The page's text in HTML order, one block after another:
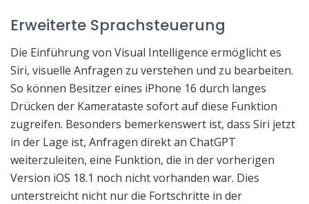
Erweiterte Sprachsteuerung
Die Einführung von Visual Intelligence ermöglicht es
Siri, visuelle Anfragen zu verstehen und zu bearbeiten.
So können Besitzer eines iPhone 16 durch langes
Drücken der Kamerataste sofort auf diese Funktion
zugreifen. Besonders bemerkenswert ist, dass Siri jetzt
in der Lage ist, Anfragen direkt an ChatGPT
weiterzuleiten, eine Funktion, die in der vorherigen
Version iOS 18.1 noch nicht vorhanden war. Dies
unterstreicht nicht nur die Fortschritte in der